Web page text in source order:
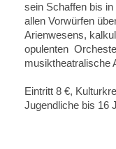
sein Schaffen bis
allen Vorwürfen
Arienwesens,
opulenten
musiktheatralische
Eintritt 8 €,
Jugendliche bis 16